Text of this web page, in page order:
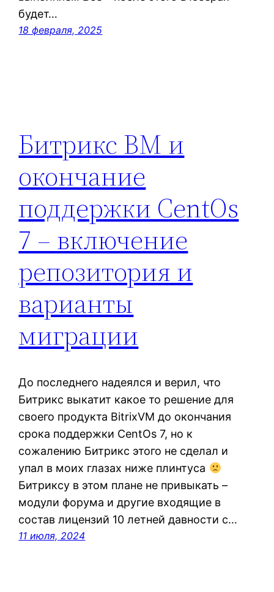
будет…
18 февраля, 2025
Битрикс ВМ и
окончание
поддержки CentOs
7 – включение
репозитория и
варианты
миграции
До последнего надеялся и верил, что
Битрикс выкатит какое то решение для
своего продукта BitrixVM до окончания
срока поддержки CentOs 7, но к
сожалению Битрикс этого не сделал и
упал в моих глазах ниже плинтуса
Битриксу в этом плане не привыкать –
модули форума и другие входящие в
состав лицензий 10 летней давности с…
11 июля, 2024